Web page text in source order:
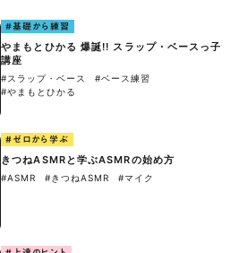
#基礎から練習
やまもとひかる 爆誕!! スラップ・ベースっ子
講座
#スラップ・ベース
#ベース練習
#やまもとひかる
#ゼロから学ぶ
きつねASMRと学ぶASMRの始め方
#ASMR #きつねASMR #マイク